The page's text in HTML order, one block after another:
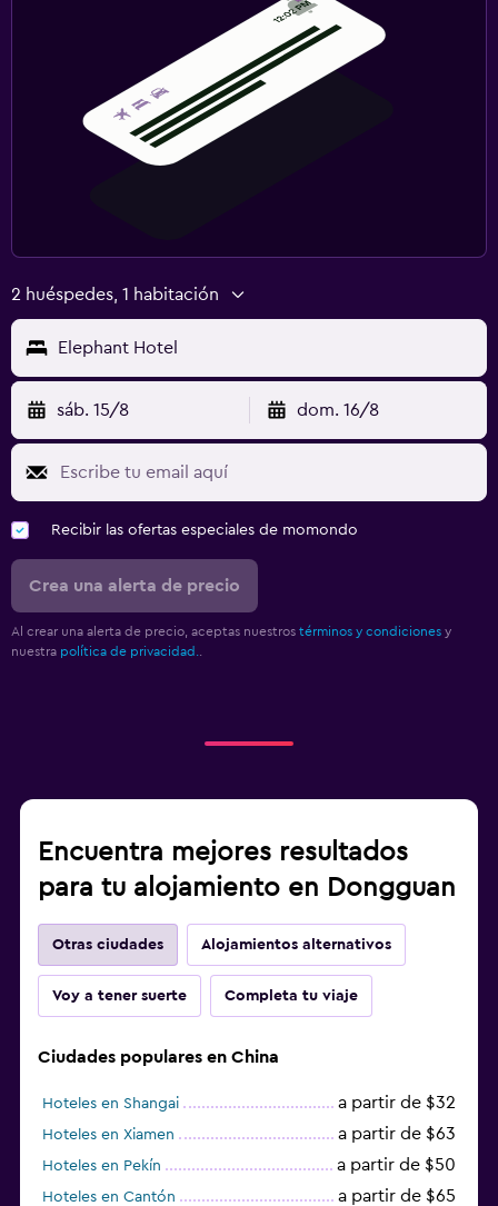
2 huéspedes, 1 habitación
Elephant Hotel
sáb. 15/8 dom. 16/8
Recibir las ofertas especiales de momondo
Crea una alerta de precio
Al crear una alerta de precio, aceptas nuestros términos y condiciones y
nuestra política de privacidad.
Encuentra mejores resultados
para tu alojamiento en Dongguan
Otras ciudades Alojamientos alternativos
Voy a tener suerte Completa tu viaje
Ciudades populares en China
Hoteles en Shangai a partir de $32
Hoteles en Xiamen a partir de $63
Hoteles en Pekín a partir de $50
Hoteles en Cantón a partir de $65